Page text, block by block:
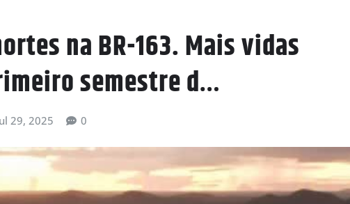
na BR-163. Mais vidas
semestre d…
29, 2025 0